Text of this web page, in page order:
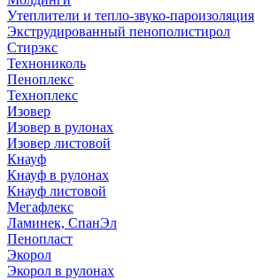
Утеплители и тепло-звуко-пароизоляция
Экструдированный пенополистирол
Стирэкс
Технониколь
Пеноплекс
Техноплекс
Изовер
Изовер в рулонах
Изовер листовой
Кнауф
Кнауф в рулонах
Кнауф листовой
Мегафлекс
Ламинек, СпанЭл
Пенопласт
Экорол
Экорол в рулонах